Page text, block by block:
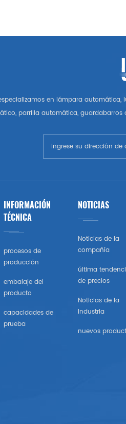
en lámpara
parrilla automática,
INFORMACIÓN
TÉCNICA
procesos de
producción
embalaje del
producto
capacidades de
prueba
NOTICIAS
Noticias de la
compañía
última
de precios
Noticias de la
Industria
nuevos